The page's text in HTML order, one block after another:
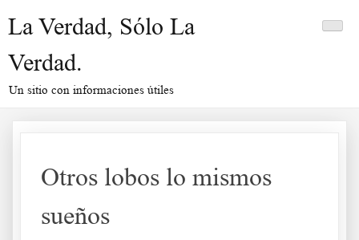
La Verdad, Sólo La
Verdad.
Un sitio con informaciones útiles
Otros lobos lo mismos
sueños